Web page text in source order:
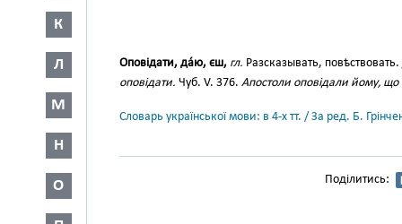
К
Л
М
Н
О
Оповідати, да́ю, єш, гл. Разсказывать, повѣствовать.
оповідати. Чуб. V. 376. Апостоли оповідали йому, що
Словарь української мови: в 4-х тт. / За ред. Б.
Поділитись: